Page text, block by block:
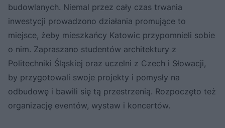
budowlanych. Niemal przez cały czas trwania
inwestycji prowadzono działania promujące to
miejsce, żeby mieszkańcy Katowic przypomnieli sobie
o nim. Zapraszano studentów architektury z
Politechniki Śląskiej oraz uczelni z Czech i Słowacji,
by przygotowali swoje projekty i pomysły na
odbudowę i bawili się tą przestrzenią. Rozpoczęto też
organizację eventów, wystaw i koncertów.